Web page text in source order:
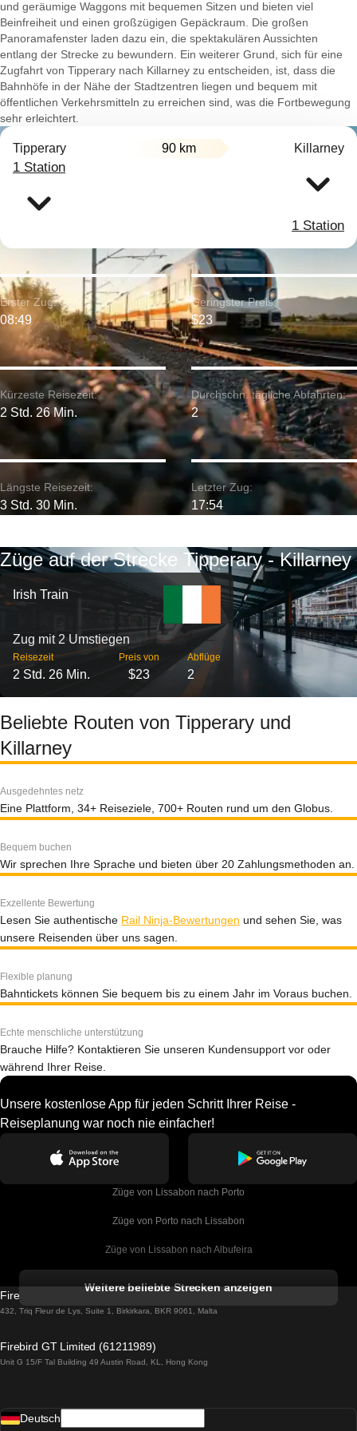
und geräumige Waggons mit bequemen Sitzen und bieten viel
Beinfreiheit und einen großzügigen Gepäckraum. Die großen
Panoramafenster laden dazu ein, die spektakulären Aussichten
entlang der Strecke zu bewundern. Ein weiterer Grund, sich für eine
Zugfahrt von Tipperary nach Killarney zu entscheiden, ist, dass die
Bahnhöfe in der Nähe der Stadtzentren liegen und bequem mit
öffentlichen Verkehrsmitteln zu erreichen sind, was die Fortbewegung
sehr erleichtert.
Tipperary 90 km Killarney
1 Station
1 Station
Kürzeste Reisezeit:
2 Std. 26 Min.
Erster Zug:
08:49
Längste Reisezeit:
3 Std. 30 Min.
Geringster Preis:
$23
Durchschn. tägliche Abfahrten:
2
Letzter Zug:
17:54
Züge auf der Strecke Tipperary - Killarney
Irish Train
Zug mit 2 Umstiegen
Reisezeit
2 Std. 26 Min.
Preis von
$23
Abflüge
2
Beliebte Routen von Tipperary und
Killarney
Ausgedehntes netz
Eine Plattform, 34+ Reiseziele, 700+ Routen rund um den Globus.
Bequem buchen
Wir sprechen Ihre Sprache und bieten über 20 Zahlungsmethoden an.
Exzellente Bewertung
Lesen Sie authentische Rail Ninja-Bewertungen und sehen Sie, was
unsere Reisenden über uns sagen.
Flexible planung
Bahntickets können Sie bequem bis zu einem Jahr im Voraus buchen.
Echte menschliche unterstützung
Brauche Hilfe? Kontaktieren Sie unseren Kundensupport vor oder
während Ihrer Reise.
Unsere kostenlose App für jeden Schritt Ihrer Reise -
Reiseplanung war noch nie einfacher!
Züge von Lissabon nach Porto
Züge von Porto nach Lissabon
Züge von Lissabon nach Albufeira
Züge von Lissabon nach Lagos
Züge von Lissabon nach Madrid
Weitere beliebte Strecken anzeigen
Firebird GT Limited (OC 1451)
432, Triq Fleur de Lys, Suite 1, Birkirkara, BKR 9061, Malta
Firebird GT Limited (61211989)
Unit G 15/F Tal Building 49 Austin Road, KL, Hong Kong
Deutsch